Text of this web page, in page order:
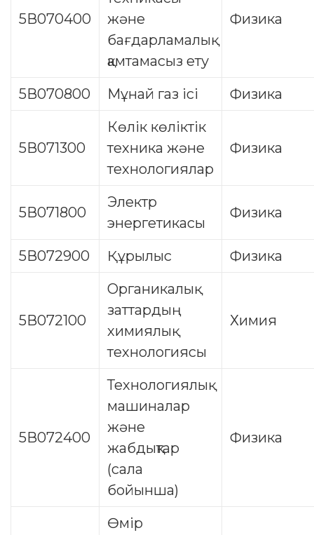
5В070400
және
бағдарламалық
қамтамасыз ету
Физика
5В070800 Мұнай газ ісі Физика
5В071300
Көлік көліктік
техника және
технологиялар
Физика
5В071800
Электр
энергетикасы
Физика
5В072900 Құрылыс Физика
5В072100
Органикалық
заттардың
химиялық
технологиясы
Химия
5В072400
Технологиялық
машиналар
және
жабдықтар
(сала
бойынша)
Физика
Өмір